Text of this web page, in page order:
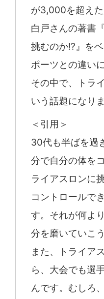
が3,000を超えた
白戸さんの著書
挑むのか!?』を
ポーツとの違い
その中で、トラ
いう話題になりま
＜引用＞
30代も半ばを過
分で自分の体を
ライアスロンに
コントロールで
す。それが何よ
分を磨いていこ
また、トライア
ら、大会でも選
んです。むしろ